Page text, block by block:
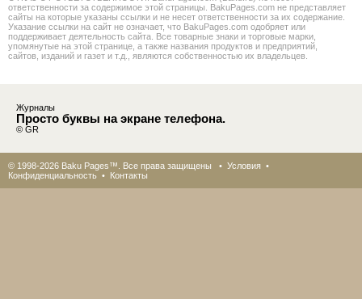
ответственности за содержимое этой страницы. BakuPages.com не представляет
сайты на которые указаны ссылки и не несет ответственности за их содержание.
Указание ссылки на сайт не означает, что BakuPages.com одобряет или
поддерживает деятельность сайта. Все товарные знаки и торговые марки,
упомянутые на этой странице, а также названия продуктов и предприятий,
сайтов, изданий и газет и т.д., являются собственностью их владельцев.
Журналы
Просто буквы на экране телефона.
© GR
© 1998-2026 Baku Pages™. Все права защищены • Условия •
Конфиденциальность • Контакты